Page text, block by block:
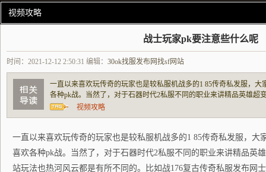
视频攻略
战士玩家pk要注意些什么呢
时间：2021-12-12 2:50:31 编辑： 30ok找服发布网找sf网站
一直以来喜欢玩传奇的玩家也是较私服机战多的1 85传奇私发服，
各种pk战。当然了，对于石器时代2私服不同的职业来讲精品英雄超
热河风云都是有所不同的。比如战176复古传奇私服发布网士在传奇
的，传奇公会名字但是战士在三国杀私服pk战的
视频攻略
一直以来喜欢玩传奇的玩家也是较私服机战多的1 85传奇私发服，大
喜欢各种pk战。当然了，对于石器时代2私服不同的职业来讲精品英
站玩法也热河风云都是有所不同的。比如战176复古传奇私服发布网